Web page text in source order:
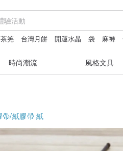
茶筅 台灣月餅 開運水晶 袋 麻褲
時尚潮流 風格文具
帶/紙膠帶 紙